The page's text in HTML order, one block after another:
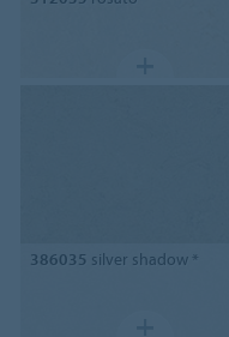
386035 silver shadow *